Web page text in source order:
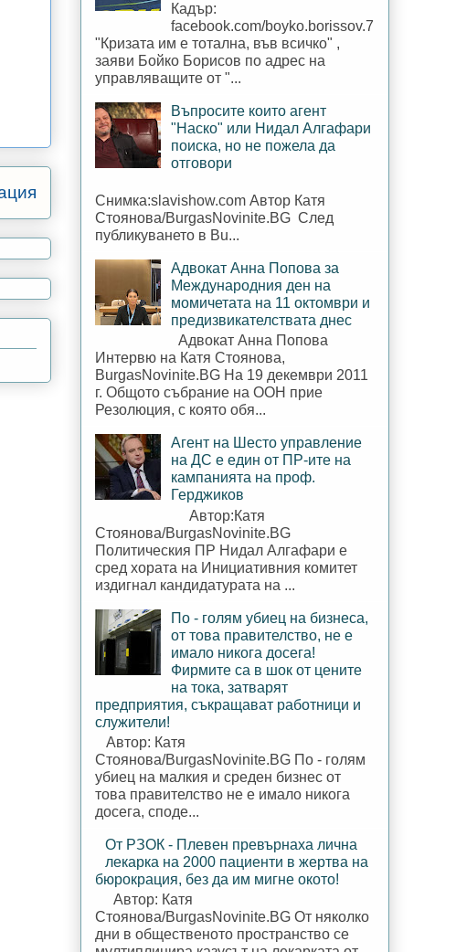
Кадър:
facebook.com/boyko.borissov.7
"Кризата им е тотална, във всичко" ,
заяви Бойко Борисов по адрес на
управляващите от "...
Въпросите които агент
"Наско" или Нидал Алгафари
поиска, но не пожела да
отговори
Снимка:slavishow.com Автор Катя
Стоянова/BurgasNovinite.BG След
публикуването в Bu...
Адвокат Анна Попова за
Международния ден на
момичетата на 11 октомври и
предизвикателствата днес
Адвокат Анна Попова
Интервю на Катя Стоянова,
BurgasNovinite.BG На 19 декември 2011
г. Общото събрание на ООН прие
Резолюция, с която обя...
Агент на Шесто управление
на ДС е един от ПР-ите на
кампанията на проф.
Герджиков
Автор:Катя
Стоянова/BurgasNovinite.BG
Политическия ПР Нидал Алгафари е
сред хората на Инициативния комитет
издигнал кандидатурата на ...
По - голям убиец на бизнеса,
от това правителство, не е
имало никога досега!
Фирмите са в шок от цените
на тока, затварят
предприятия, съкращават работници и
служители!
Автор: Катя
Стоянова/BurgasNovinite.BG По - голям
убиец на малкия и среден бизнес от
това правителство не е имало никога
досега, споде...
От РЗОК - Плевен превърнаха лична
лекарка на 2000 пациенти в жертва на
бюрокрация, без да им мигне окото!
Автор: Катя
Стоянова/BurgasNovinite.BG От няколко
дни в общественото пространство се